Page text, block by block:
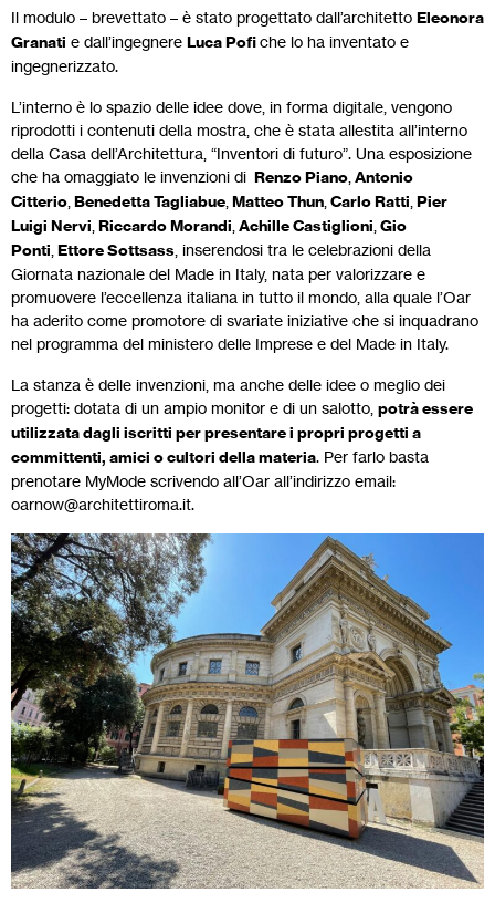
Il modulo – brevettato – è stato progettato dall’architetto Eleonora
Granati e dall’ingegnere Luca Pofiche lo ha inventato e
ingegnerizzato.
L’interno è lo spazio delle idee dove, in forma digitale, vengono
riprodotti i contenuti della mostra, che è stata allestita all’interno
della Casa dell’Architettura, “Inventori di futuro”. Una esposizione
che ha omaggiato le invenzioni di Renzo Piano Antonio
Citterio Benedetta Tagliabue Matteo Thun Carlo Ratti Pier
Luigi Nervi Riccardo Morandi Achille Castiglioni Gio
Ponti Ettore Sottsass , inserendosi tra le celebrazioni della
Giornata nazionale del Made in Italy, nata per valorizzare e
promuovere l’eccellenza italiana in tutto il mondo, alla quale l’Oar
ha aderito come promotore di svariate iniziative che si inquadrano
nel programma del ministero delle Imprese e del Made in Italy.
La stanza è delle invenzioni, ma anche delle idee o meglio dei
progetti: dotata di un ampio monitor e di un salotto, potrà essere
utilizzata dagli iscritti per presentare i propri progetti a
committenti, amici o cultori della materia. Per farlo basta
prenotare MyMode scrivendo all’Oar all’indirizzo email:
oarnow@architettiroma.it.